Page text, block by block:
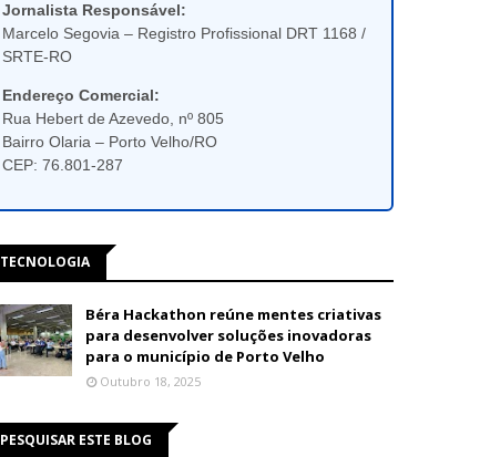
Jornalista Responsável:
Marcelo Segovia – Registro Profissional DRT 1168 /
SRTE-RO
Endereço Comercial:
Rua Hebert de Azevedo, nº 805
Bairro Olaria – Porto Velho/RO
CEP: 76.801-287
TECNOLOGIA
Béra Hackathon reúne mentes criativas
para desenvolver soluções inovadoras
para o município de Porto Velho
Outubro 18, 2025
PESQUISAR ESTE BLOG